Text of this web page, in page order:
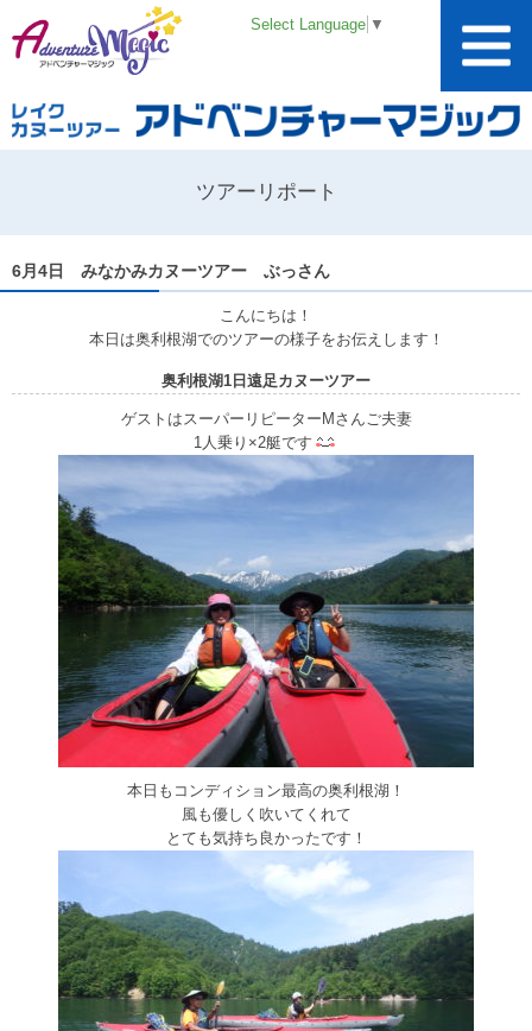
Select Language ▼
ツアーリポート
6月4日 みなかみカヌーツアー ぶっさん
こんにちは！
本日は奥利根湖でのツアーの様子をお伝えします！
奥利根湖1日遠足カヌーツアー
ゲストはスーパーリピーターMさんご夫妻
1人乗り×2艇です
本日もコンディション最高の奥利根湖！
風も優しく吹いてくれて
とても気持ち良かったです！